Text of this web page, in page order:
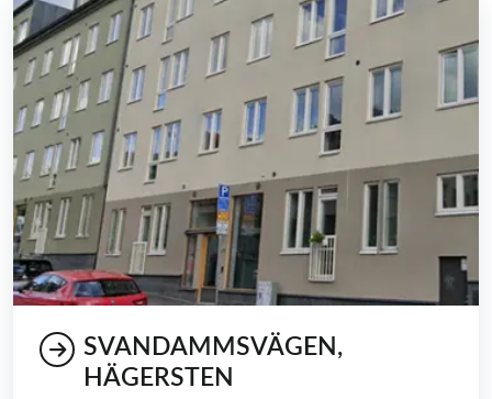
SVANDAMMSVÄGEN,
HÄGERSTEN